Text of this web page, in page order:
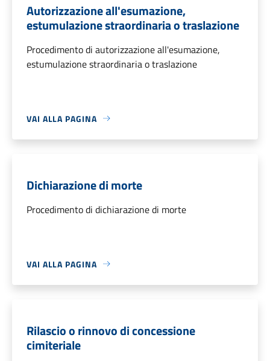
Autorizzazione all'esumazione,
estumulazione straordinaria o traslazione
Procedimento di autorizzazione all'esumazione,
estumulazione straordinaria o traslazione
VAI ALLA PAGINA
Dichiarazione di morte
Procedimento di dichiarazione di morte
VAI ALLA PAGINA
Rilascio o rinnovo di concessione
cimiteriale